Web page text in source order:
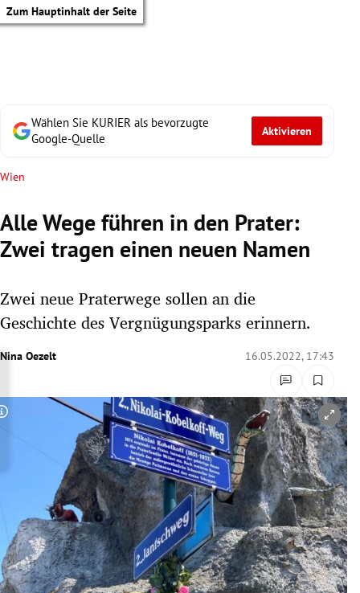
Zum Hauptinhalt der Seite
Untermenü
Untermenü
Untermenü
Untermenü
Untermenü
Wählen Sie KURIER als bevorzugte
Google-Quelle
Aktivieren
Wien
Alle Wege führen in den Prater:
Zwei tragen einen neuen Namen
Zwei neue Praterwege sollen an die
Geschichte des Vergnügungsparks erinnern.
Nina Oezelt 16.05.2022, 17:43
Copyright-Hinweis öffnen/schließen